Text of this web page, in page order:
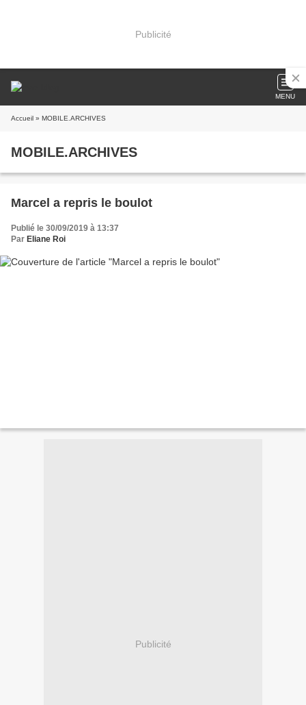
Publicité
MENU
Accueil » MOBILE.ARCHIVES
MOBILE.ARCHIVES
Marcel a repris le boulot
Publié le 30/09/2019 à 13:37
Par Eliane Roi
Publicité